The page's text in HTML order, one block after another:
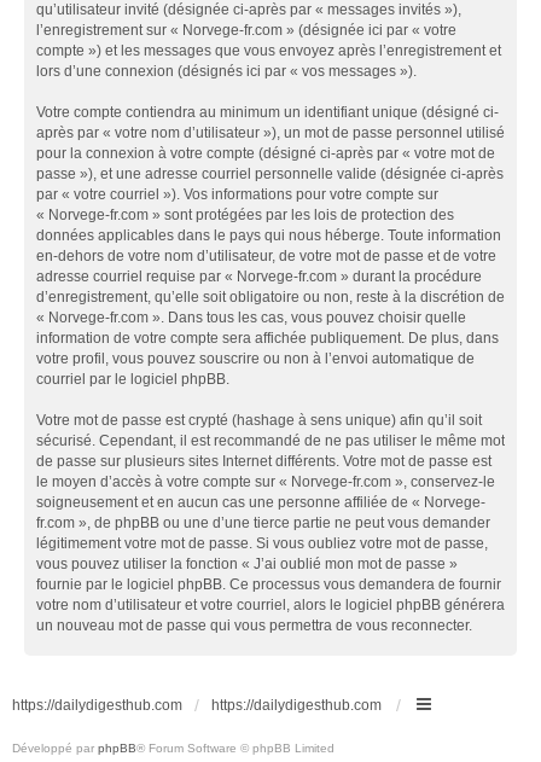
qu’utilisateur invité (désignée ci-après par « messages invités »),
l’enregistrement sur « Norvege-fr.com » (désignée ici par « votre
compte ») et les messages que vous envoyez après l’enregistrement et
lors d’une connexion (désignés ici par « vos messages »).
Votre compte contiendra au minimum un identifiant unique (désigné ci-
après par « votre nom d’utilisateur »), un mot de passe personnel utilisé
pour la connexion à votre compte (désigné ci-après par « votre mot de
passe »), et une adresse courriel personnelle valide (désignée ci-après
par « votre courriel »). Vos informations pour votre compte sur
« Norvege-fr.com » sont protégées par les lois de protection des
données applicables dans le pays qui nous héberge. Toute information
en-dehors de votre nom d’utilisateur, de votre mot de passe et de votre
adresse courriel requise par « Norvege-fr.com » durant la procédure
d’enregistrement, qu’elle soit obligatoire ou non, reste à la discrétion de
« Norvege-fr.com ». Dans tous les cas, vous pouvez choisir quelle
information de votre compte sera affichée publiquement. De plus, dans
votre profil, vous pouvez souscrire ou non à l’envoi automatique de
courriel par le logiciel phpBB.
Votre mot de passe est crypté (hashage à sens unique) afin qu’il soit
sécurisé. Cependant, il est recommandé de ne pas utiliser le même mot
de passe sur plusieurs sites Internet différents. Votre mot de passe est
le moyen d’accès à votre compte sur « Norvege-fr.com », conservez-le
soigneusement et en aucun cas une personne affiliée de « Norvege-
fr.com », de phpBB ou une d’une tierce partie ne peut vous demander
légitimement votre mot de passe. Si vous oubliez votre mot de passe,
vous pouvez utiliser la fonction « J’ai oublié mon mot de passe »
fournie par le logiciel phpBB. Ce processus vous demandera de fournir
votre nom d’utilisateur et votre courriel, alors le logiciel phpBB générera
un nouveau mot de passe qui vous permettra de vous reconnecter.
https://dailydigesthub.com https://dailydigesthub.com
Développé par phpBB® Forum Software © phpBB Limited